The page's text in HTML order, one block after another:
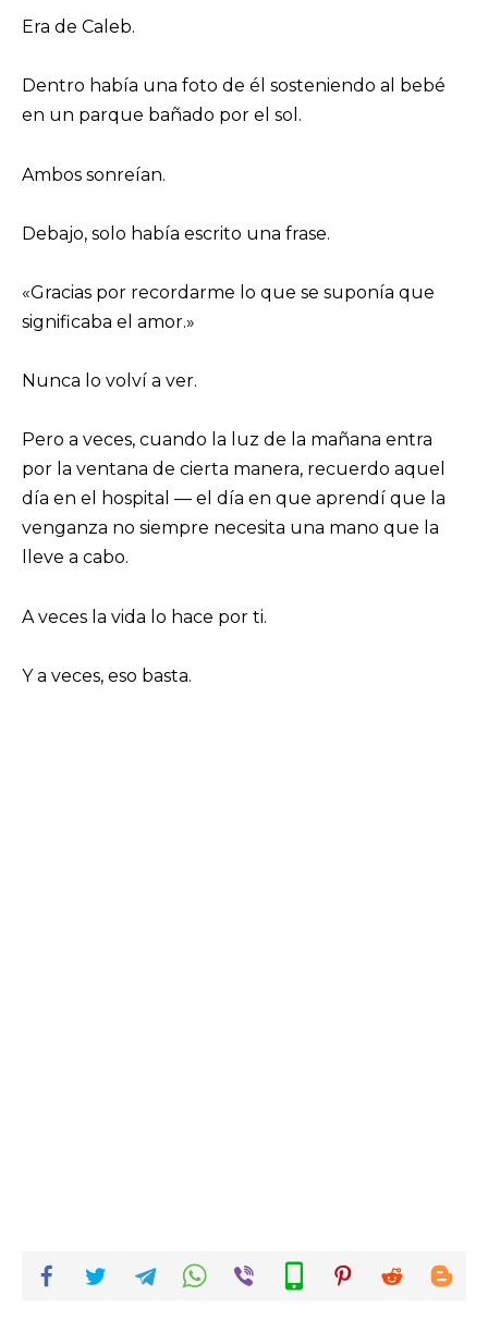
Era de Caleb.
Dentro había una foto de él sosteniendo al bebé
en un parque bañado por el sol.
Ambos sonreían.
Debajo, solo había escrito una frase.
«Gracias por recordarme lo que se suponía que
significaba el amor.»
Nunca lo volví a ver.
Pero a veces, cuando la luz de la mañana entra
por la ventana de cierta manera, recuerdo aquel
día en el hospital — el día en que aprendí que la
venganza no siempre necesita una mano que la
lleve a cabo.
A veces la vida lo hace por ti.
Y a veces, eso basta.